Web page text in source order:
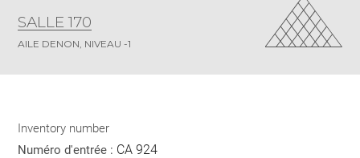
SALLE 170
AILE DENON, NIVEAU -1
Inventory number
Numéro d'entrée : CA 924